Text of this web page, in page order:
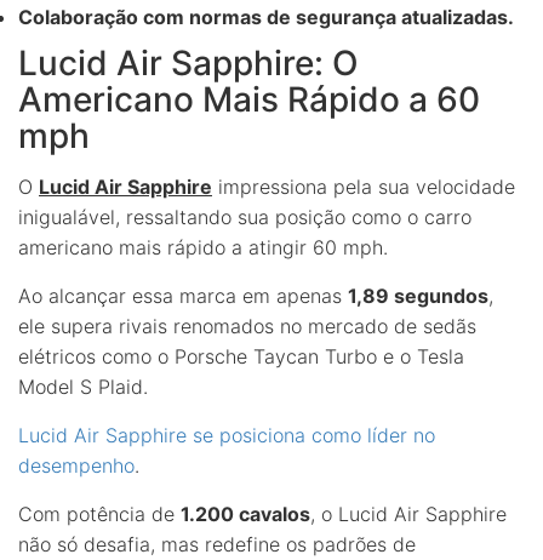
Colaboração com normas de segurança atualizadas.
Lucid Air Sapphire: O
Americano Mais Rápido a 60
mph
O Lucid Air Sapphire impressiona pela sua velocidade
inigualável, ressaltando sua posição como o carro
americano mais rápido a atingir 60 mph.
Ao alcançar essa marca em apenas 1,89 segundos,
ele supera rivais renomados no mercado de sedãs
elétricos como o Porsche Taycan Turbo e o Tesla
Model S Plaid.
Lucid Air Sapphire se posiciona como líder no
desempenho.
Com potência de 1.200 cavalos, o Lucid Air Sapphire
não só desafia, mas redefine os padrões de